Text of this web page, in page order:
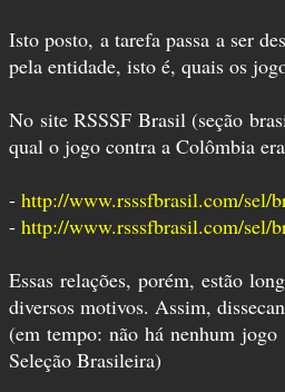
Isto posto, a tarefa passa a ser
pela entidade, isto é, quais os
No site RSSSF Brasil (seção
qual o jogo contra a Colômbia
- http://www.rsssfbrasil.com/sel/
- http://www.rsssfbrasil.com/sel/
Essas relações, porém, estão
diversos motivos. Assim,
(em tempo: não há nenhum
Seleção Brasileira)